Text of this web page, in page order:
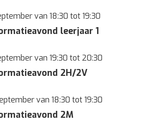
van 18:30 tot19:30
leerjaar 1
van 19:30 tot 20:30
2H/2V
van 18:30 tot19:30
2M